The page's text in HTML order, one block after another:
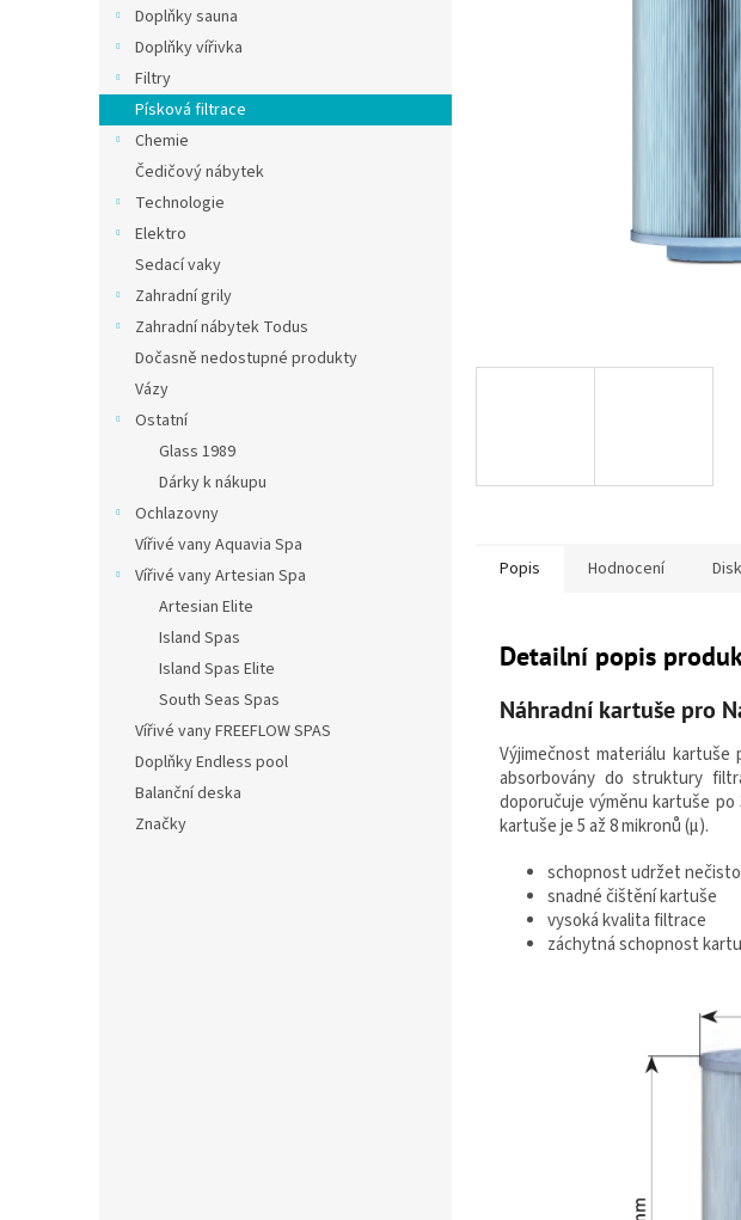
Doplňky sauna
Doplňky vířivka
Filtry
Písková filtrace
Chemie
Čedičový nábytek
Technologie
Elektro
Sedací vaky
Zahradní grily
Zahradní nábytek Todus
Dočasně nedostupné produkty
Vázy
Ostatní
Glass 1989
Dárky k nákupu
Ochlazovny
Vířivé vany Aquavia Spa
Vířivé vany Artesian Spa
Artesian Elite
Island Spas
Island Spas Elite
South Seas Spas
Vířivé vany FREEFLOW SPAS
Doplňky Endless pool
Balanční deska
Značky
Popis Hodnocení
Detailní popis
Náhradní kartuše pro
Výjimečnost materiálu
absorbovány do struktury
doporučuje výměnu kartuše
kartuše je 5 až 8 mikronů (µ).
schopnost udržet
snadné čištění kartuše
vysoká kvalita filtrace
záchytná schopnost